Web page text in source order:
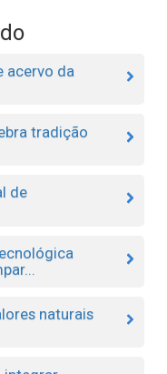
acervo da
tradição
de
naturais